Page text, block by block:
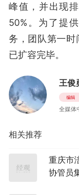
峰值，并出现
50%。为了提
务，团队第一
已扩容完毕。
王俊
编辑
全媒体
相关推荐
重庆市
协管员